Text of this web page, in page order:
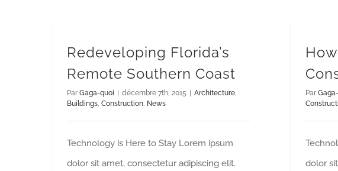
Redeveloping Florida’s
Remote Southern Coast
Par Gaga-quoi décembre 7th, 2015 Architecture,
Buildings, Construction, News
Technology is Here to Stay Lorem ipsum
dolor sit amet, consectetur adipiscing elit.
Par
dolor